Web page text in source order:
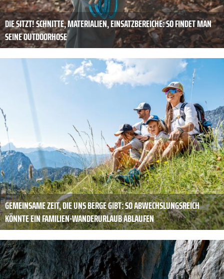
DIE SITZT! SCHNITTE, MATERIALIEN, EINSATZBEREICHE: SO FINDET MAN S
EINE OUTDOORHOSE
GEMEINSAME ZEIT, DIE UNS BERGE GIBT: SO ABWECHSLUNGSREICH
KÖNNTE EIN FAMILIEN-WANDERURLAUB ABLAUFEN